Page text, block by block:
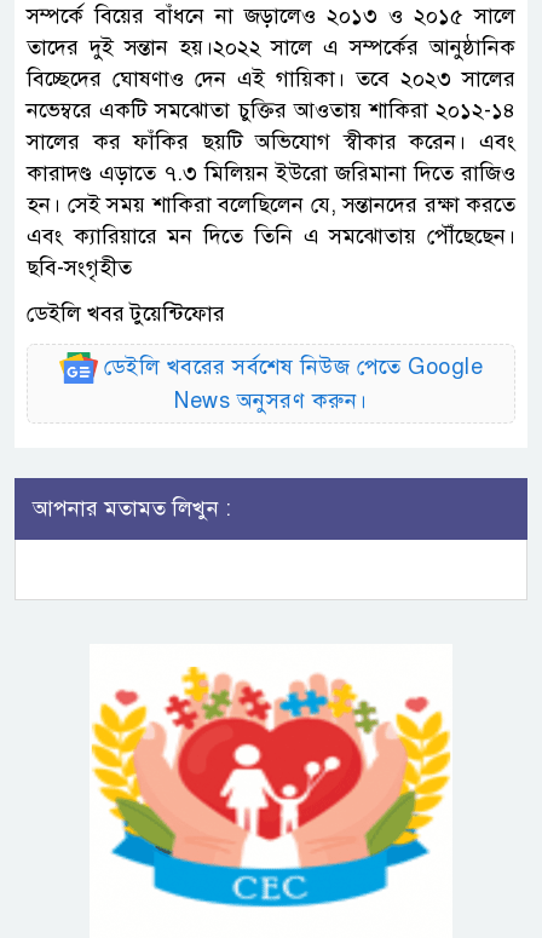
সম্পর্কে বিয়ের বাঁধনে না জড়ালেও ২০১৩ ও ২০১৫ সালে
তাদের দুই সন্তান হয়।২০২২ সালে এ সম্পর্কের আনুষ্ঠানিক
বিচ্ছেদের ঘোষণাও দেন এই গায়িকা। তবে ২০২৩ সালের
নভেম্বরে একটি সমঝোতা চুক্তির আওতায় শাকিরা ২০১২-১৪
সালের কর ফাঁকির ছয়টি অভিযোগ স্বীকার করেন। এবং
কারাদণ্ড এড়াতে ৭.৩ মিলিয়ন ইউরো জরিমানা দিতে রাজিও
হন। সেই সময় শাকিরা বলেছিলেন যে, সন্তানদের রক্ষা করতে
এবং ক্যারিয়ারে মন দিতে তিনি এ সমঝোতায় পৌঁছেছেন।
ছবি-সংগৃহীত
ডেইলি খবর টুয়েন্টিফোর
ডেইলি খবরের সর্বশেষ নিউজ পেতে Google
News অনুসরণ করুন।
আপনার মতামত লিখুন :